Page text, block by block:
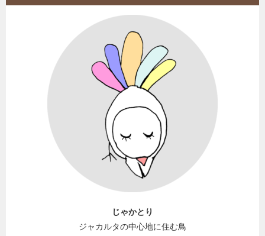
じゃかとり
ジャカルタの中心地に住む鳥